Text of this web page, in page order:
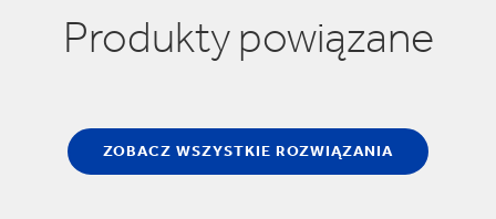
Produkty powiązane
ZOBACZ WSZYSTKIE ROZWIĄZANIA